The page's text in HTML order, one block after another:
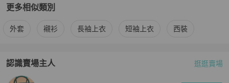
更多相似類別
更多 Saint Laurent 男裝相似商品推薦
外套 襯衫 長袖上衣 短袖上衣 西裝
認識賣場主人
PopChill 拍拍圈嚴選賣家
逛逛賣場